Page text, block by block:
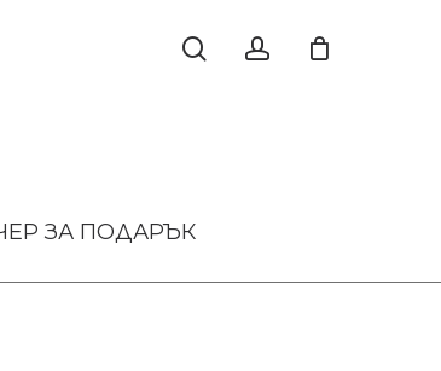
ЗА ПОДАРЪК